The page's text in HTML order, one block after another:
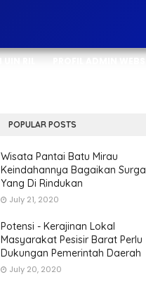
POPULAR POSTS
Wisata Pantai Batu Mirau
Keindahannya Bagaikan Surga
Yang Di Rindukan
July 21, 2020
Potensi - Kerajinan Lokal
Masyarakat Pesisir Barat Perlu
Dukungan Pemerintah Daerah
July 20, 2020